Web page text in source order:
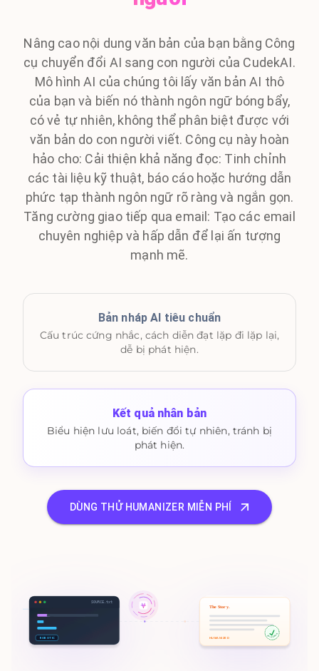
Nâng cao nội dung văn bản của bạn bằng Công
cụ chuyển đổi AI sang con người của CudekAI.
Mô hình AI của chúng tôi lấy văn bản AI thô
của bạn và biến nó thành ngôn ngữ bóng bẩy,
có vẻ tự nhiên, không thể phân biệt được với
văn bản do con người viết. Công cụ này hoàn
hảo cho: Cải thiện khả năng đọc: Tinh chỉnh
các tài liệu kỹ thuật, báo cáo hoặc hướng dẫn
phức tạp thành ngôn ngữ rõ ràng và ngắn gọn.
Tăng cường giao tiếp qua email: Tạo các email
chuyên nghiệp và hấp dẫn để lại ấn tượng
mạnh mẽ.
Bản nháp AI tiêu chuẩn
Cấu trúc cứng nhắc, cách diễn đạt lặp đi lặp lại,
dễ bị phát hiện.
Kết quả nhân bản
Biểu hiện lưu loát, biến đổi tự nhiên, tránh bị
phát hiện.
DÙNG THỬ HUMANIZER MIỄN PHÍ
SOURCE.txt
ROBOTIC
The Story.
100% HUMAN
HUMANIZED